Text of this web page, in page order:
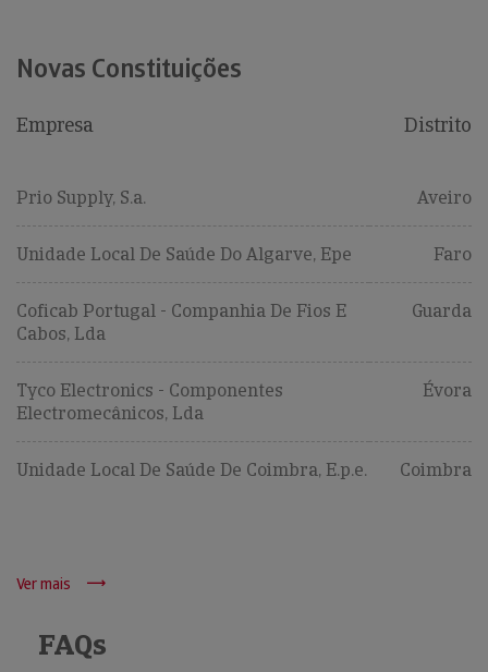
Novas Constituições
Empresa Distrito
Prio Supply, S.a. Aveiro
Unidade Local De Saúde Do Algarve, Epe Faro
Coficab Portugal - Companhia De Fios E
Cabos, Lda
Guarda
Tyco Electronics - Componentes
Electromecânicos, Lda
Évora
Unidade Local De Saúde De Coimbra, E.p.e. Coimbra
Ver mais
FAQs